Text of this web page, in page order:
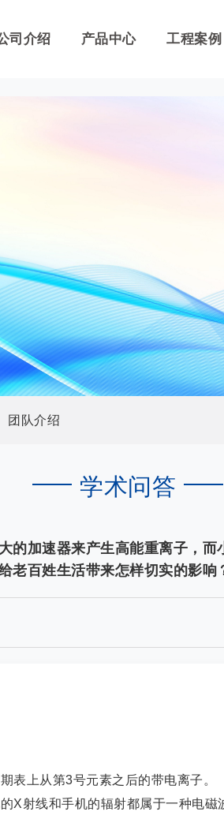
司介绍 产品中心 工程案例
司介绍 产品中心 工程案例
团队介绍
学术问答
的加速器来产生高能重离子，
老百姓生活带来怎样切实的影响
表上从第3号元素之后的带电离子。
X射线和手机的辐射都属于一种电磁